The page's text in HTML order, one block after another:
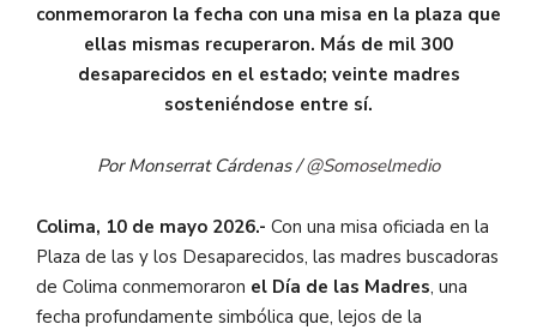
conmemoraron la fecha con una misa en la plaza que
ellas mismas recuperaron. Más de mil 300
desaparecidos en el estado; veinte madres
sosteniéndose entre sí.
Por Monserrat Cárdenas /@Somoselmedio
Colima, 10 de mayo 2026.- Con una misa oficiada en la
Plaza de las y los Desaparecidos, las madres buscadoras
de Colima conmemoraron el Día de las Madres, una
fecha profundamente simbólica que, lejos de la